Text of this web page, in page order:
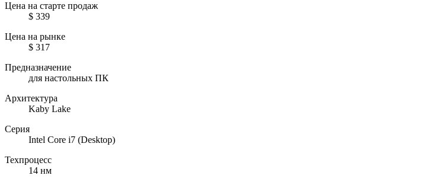
Цена на старте продаж
$ 339
Цена на рынке
$ 317
Предназначение
для настольных ПК
Архитектура
Kaby Lake
Серия
Intel Core i7 (Desktop)
Техпроцесс
14 нм